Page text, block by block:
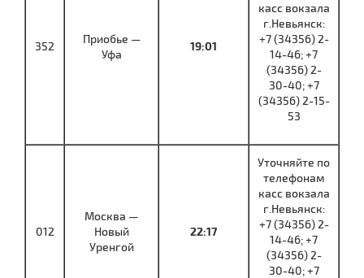
352
Приобье —
Уфа
19:01
касс вокзала
г.Невьянск:
+7 (34356) 2-
14-46; +7
(34356) 2-
30-40; +7
(34356) 2-15-
53
012
Москва —
Новый
Уренгой
22:17
Уточняйте по
телефонам
касс вокзала
г.Невьянск:
+7 (34356) 2-
14-46; +7
(34356) 2-
30-40; +7